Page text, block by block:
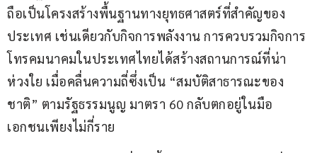
ถือเป็นโครงสร้างพื้นฐานทางยุทธศาสตร์ที่สำคัญของ
ประเทศ เช่นเดียวกับกิจการพลังงาน การควบรวมกิจการ
โทรคมนาคมในประเทศไทยได้สร้างสถานการณ์ที่น่า
ห่วงใย เมื่อคลื่นความถี่ซึ่งเป็น “สมบัติสาธารณะของ
ชาติ” ตามรัฐธรรมนูญ มาตรา 60 กลับตกอยู่ในมือ
เอกชนเพียงไม่กี่ราย